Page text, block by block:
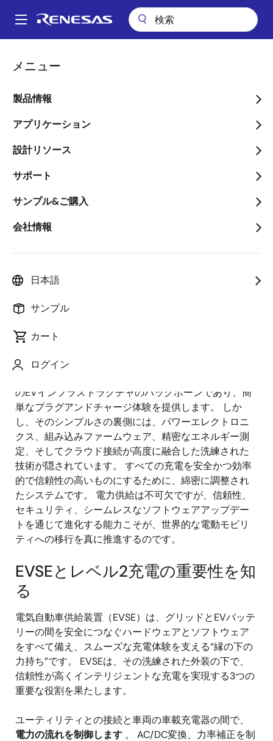
ン
Main
メニュー
製品情報
アプリケーション
設計リソース
サポート
サンプル&ご購入
会社情報
日本語
サンプル
カート
ログイン
パ
ン
く
ず
モビリティの未来を支える：完全なレベル2 EV充電ソリューション
モビリティの未来を支え
る：完全なレベル2 EV充電
ソリューション
画
像
公開日:2025年6月12日
するだけで、遠回りも、混雑した公共充電ステーショ
に充電できる―そんな快適な時間を想像してみてくだ
のEVインフラストラクチャのバックボーンであり、簡
単なプラグアンドチャージ体験を提供します。 しか
し、そのシンプルさの裏側には、パワーエレクトロニ
クス、組み込みファームウェア、精密なエネルギー測
定、そしてクラウド接続が高度に融合した洗練された
技術が隠されています。 すべての充電を安全かつ効率
的で信頼性の高いものにするために、綿密に調整され
たシステムです。 電力供給は不可欠ですが、信頼性、
セキュリティ、シームレスなソフトウェアアップデー
トを通じて進化する能力こそが、世界的な電動モビリ
ティへの移行を真に推進するのです。
EVSEとレベル2充電の重要性を知
る
電気自動車供給装置（EVSE）は、グリッドとEVバッテ
リーの間を安全につなぐハードウェアとソフトウェア
をすべて備え、スムーズな充電体験を支える“縁の下の
力持ち”です。 EVSEは、その洗練された外装の下で、
信頼性が高くインテリジェントな充電を実現する3つの
重要な役割を果たします。
ユーティリティとの接続と車両の車載充電器の間で、
電力の流れを制御します 。 AC/DC変換、力率補正を制